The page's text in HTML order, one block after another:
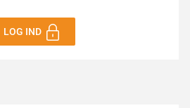
LOG IND